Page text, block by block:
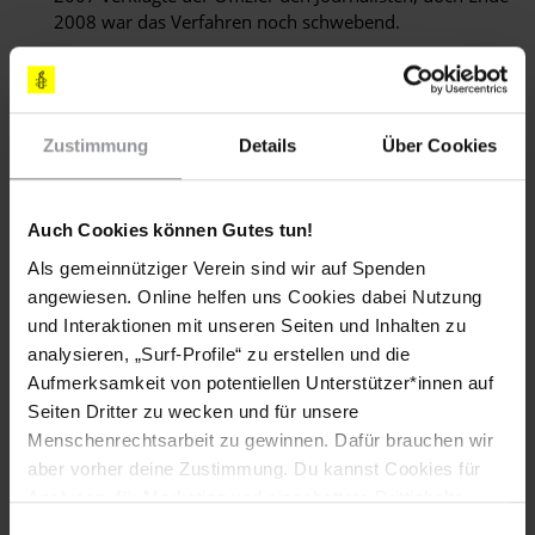
Zustimmung Details Über Cookies
Auch Cookies können Gutes tun!
Als gemeinnütziger Verein sind wir auf Spenden
angewiesen. Online helfen uns Cookies dabei Nutzung
und Interaktionen mit unseren Seiten und Inhalten zu
analysieren, „Surf-Profile“ zu erstellen und die
Aufmerksamkeit von potentiellen Unterstützer*innen auf
Seiten Dritter zu wecken und für unsere
Menschenrechtsarbeit zu gewinnen. Dafür brauchen wir
aber vorher deine Zustimmung. Du kannst Cookies für
Analysen, für Marketing und eingebettete Drittinhalte
2008 war das Verfahren noch schwebend.
Der Journalist Athizar Mendes Pereira wurde im März
2008 festgenommen und mehrere Stunden lang vom
Geheimdienst des Innenministeriums verhört. Er hatte
zuvor einen Artikel geschrieben, in dem er erwähnte,
Sechs Stunden später wurde der Journalist ohne
Morddrohungen gegen Justizvertreter
Im Juli erklärten der Generalstaatsanwalt und der
Justizminister, dass sie Morddrohungen erhalten hätten, die
sie veranlassen sollten, ihre Ermittlungen im Fall eines
Kokaintransportes einzustellen. Beide hatten hochrangige
Personen aus Politik, Militär und Sicherheitsdiensten